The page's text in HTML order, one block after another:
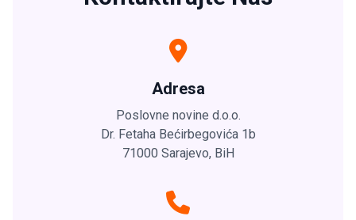
Adresa
Poslovne novine d.o.o.
Dr. Fetaha Bećirbegovića 1b
71000 Sarajevo, BiH